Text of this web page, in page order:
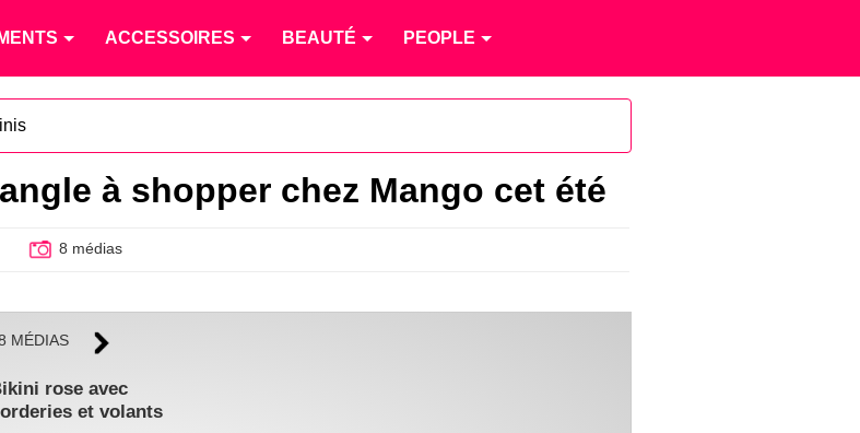
ACCESSOIRES BEAUTÉ PEOPLE
à shopper chez Mango cet été
8 médias
MÉDIAS
rose avec
et volants